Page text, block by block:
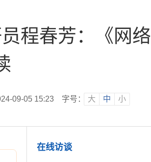
程春芳：《网络
09-05 15:23 字号： 大 中 小
在线访谈